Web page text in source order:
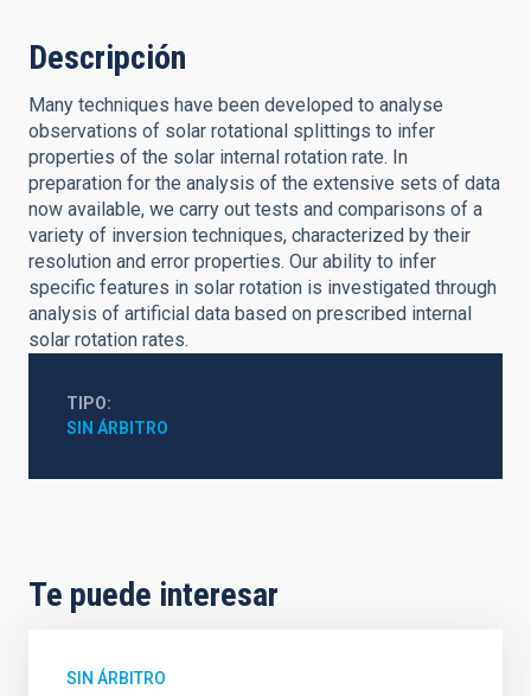
Descripción
Many techniques have been developed to analyse
observations of solar rotational splittings to infer
properties of the solar internal rotation rate. In
preparation for the analysis of the extensive sets of data
now available, we carry out tests and comparisons of a
variety of inversion techniques, characterized by their
resolution and error properties. Our ability to infer
specific features in solar rotation is investigated through
analysis of artificial data based on prescribed internal
solar rotation rates.
TIPO
SIN ÁRBITRO
Te puede interesar
SIN ÁRBITRO